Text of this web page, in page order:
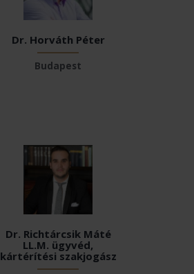
Dr. Horváth Péter
Budapest
Dr. Richtárcsik Máté
LL.M. ügyvéd,
kártérítési szakjogász